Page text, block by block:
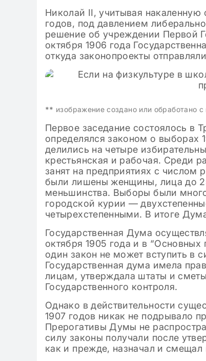
Николай II, учитывая накаленную
годов, под давлением
решение об учреждении Первой
октября 1906 года
откуда законопроекты
** изображение создано или обработано
Первое заседание состоялось в
определялся законом о выборах
делились на четыре
крестьянская и рабочая. Среди
занят на предприятиях с числом
были лишены женщины, лица до
меньшинства. Выборы были
городской курии —
четырехстепенными. В итоге
Государственная Дума
октября 1905 года и в “Основных
один закон не может вступить в
Государственная дума имела
лицам, утверждала штаты и
Государственного контроля.
Однако в действительности
1907 годов никак не подрывало
Прерогативы Думы не
силу законы получали после
как и прежде, назначал и смещал